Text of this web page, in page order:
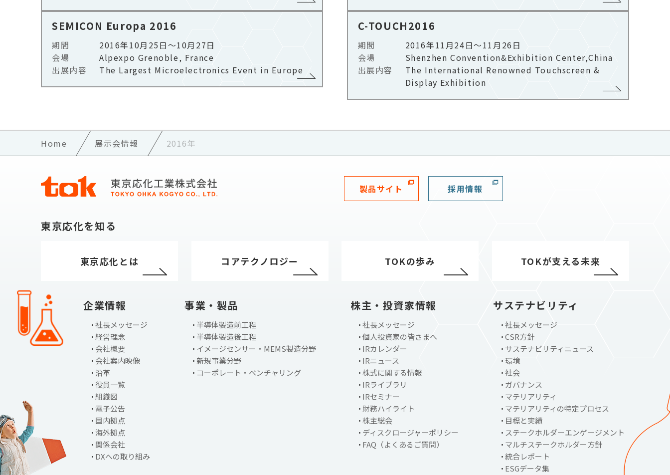
SEMICON Europa 2016
期間
2016年10月25日～10月27日
会場
Alpexpo Grenoble, France​
出展内容
The Largest Microelectronics Event in Europe
C-TOUCH2016
期間
2016年11月24日～11月26日
会場
Shenzhen Convention&Exhibition Center,China​
出展内容
The International Renowned Touchscreen &
Display Exhibition
Home 展示会情報 2016年
製品サイト 採用情報
東京応化を知る
東京応化とは コアテクノロジー TOKの歩み TOKが支える未来
企業情報
社長メッセージ
経営理念
会社概要
会社案内映像
沿革
役員一覧
組織図
電子公告
国内拠点
海外拠点
関係会社
DXへの取り組み
事業・製品
半導体製造前工程
半導体製造後工程
イメージセンサー・MEMS製造分野
新規事業分野
コーポレート・ベンチャリング
株主・投資家情報
社長メッセージ
個人投資家の皆さまへ
IRカレンダー
IRニュース
株式に関する情報
IRライブラリ
IRセミナー
財務ハイライト
株主総会
ディスクロージャーポリシー
FAQ（よくあるご質問）
サステナビリティ
社長メッセージ
CSR方針
サステナビリティニュース
環境
社会
ガバナンス
マテリアリティ
マテリアリティの特定プロセス
目標と実績
ステークホルダーエンゲージメント
マルチステークホルダー方針
統合レポート
ESGデータ集